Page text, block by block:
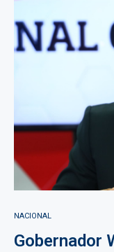
NACIONAL
Gobernador